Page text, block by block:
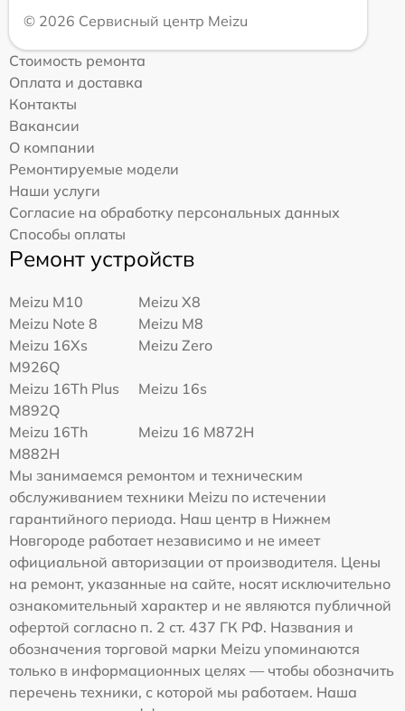
© 2026 Сервисный центр Meizu
Стоимость ремонта
Оплата и доставка
Контакты
Вакансии
О компании
Ремонтируемые модели
Наши услуги
Согласие на обработку персональных данных
Способы оплаты
Ремонт устройств
Meizu M10
Meizu X8
Meizu Note 8
Meizu M8
Meizu 16Xs
M926Q
Meizu Zero
Meizu 16Th Plus
M892Q
Meizu 16s
Meizu 16Th
M882H
Meizu 16 M872H
Мы занимаемся ремонтом и техническим
обслуживанием техники Meizu по истечении
гарантийного периода. Наш центр в Нижнем
Новгороде работает независимо и не имеет
официальной авторизации от производителя. Цены
на ремонт, указанные на сайте, носят исключительно
ознакомительный характер и не являются публичной
офертой согласно п. 2 ст. 437 ГК РФ. Названия и
обозначения торговой марки Meizu упоминаются
только в информационных целях — чтобы обозначить
перечень техники, с которой мы работаем. Наша